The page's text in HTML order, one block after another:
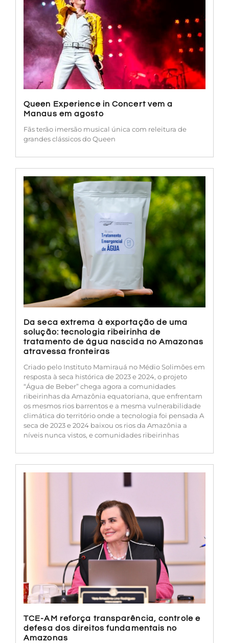
Queen Experience in Concert vem a
Manaus em agosto
Fãs terão imersão musical única com releitura de
grandes clássicos do Queen
Da seca extrema à exportação de uma
solução: tecnologia ribeirinha de
tratamento de água nascida no Amazonas
atravessa fronteiras
Criado pelo Instituto Mamirauá no Médio Solimões em
resposta à seca histórica de 2023 e 2024, o projeto
“Água de Beber” chega agora a comunidades
ribeirinhas da Amazônia equatoriana, que enfrentam
os mesmos rios barrentos e a mesma vulnerabilidade
climática do território onde a tecnologia foi pensada A
seca de 2023 e 2024 baixou os rios da Amazônia a
níveis nunca vistos, e comunidades ribeirinhas
TCE-AM reforça transparência, controle e
defesa dos direitos fundamentais no
Amazonas